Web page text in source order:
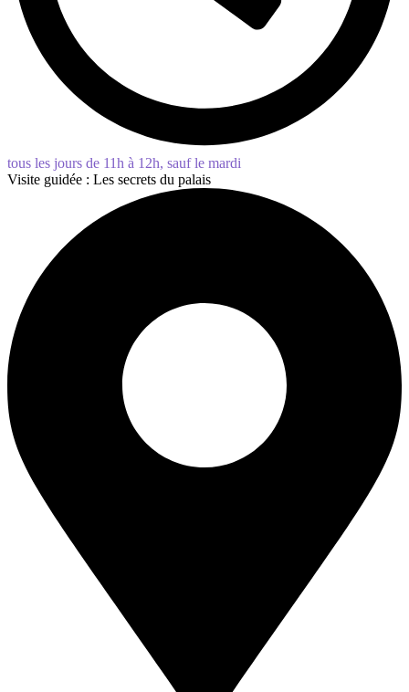
tous les jours de 11h à 12h, sauf le mardi
Visite guidée : Les secrets du palais